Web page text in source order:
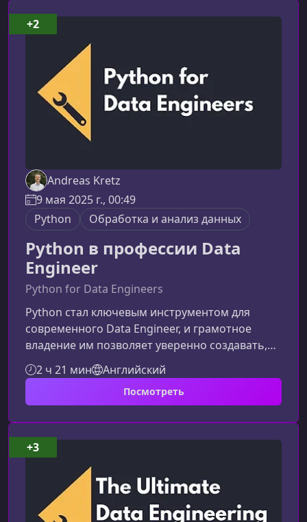
задач. Современные компании ожидают, что
инженер способен выстраивать устойчивые и
масштабируемые процессы, которые
обеспечивают качество и доступность данных.
Однако на п
Andreas Kretz
9 мая 2025 г., 00:49
Python
Обработка и анализ данных
Python в профессии Data
Engineer
Python for Data Engineers
Python стал ключевым инструментом для
современного Data Engineer, и грамотное
владение им позволяет уверенно создавать,
оптимизировать и поддерживать сложные
дата‑процессы. Этот курс поможет вам
системно укрепить навыки и вывести ваши
уровень.Для кого предназначен
курсПрограмма подойдёт как начинающим
специалистам, так и инженерам по данным с
опытом, которые хотят расширить
технический стек или структуриро
2 ч 21 мин Английский
Посмотреть
+2
+3